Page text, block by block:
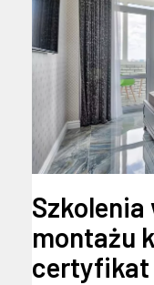
montażu
certyfikat